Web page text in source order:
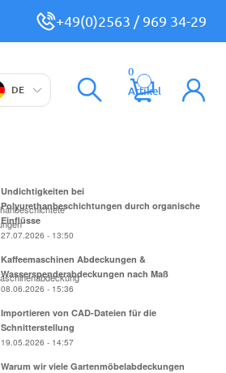
+49(0)2563 / 969 34-29
DE
0
Artikel
Undichtigkeiten bei
Polyurethanbeschichtungen durch organische
Einflüsse
27.07.2026 - 13:50
Kaffeemaschinen Abdeckungen &
Wasserspenderabdeckungen nach Maß
08.06.2026 - 15:36
Importieren von CAD-Dateien für die
Schnitterstellung
19.05.2026 - 14:57
Warum wir viele Gartenmöbelabdeckungen